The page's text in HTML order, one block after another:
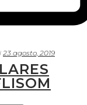
23 agosto, 2019